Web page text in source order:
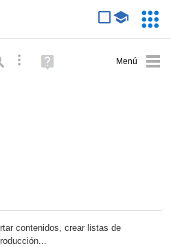
Búsqueda avanzada
Ayuda
(en
contenidos, crear listas de